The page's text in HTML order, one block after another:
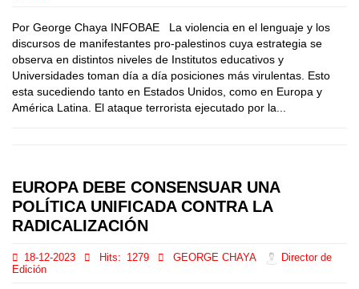
Por George Chaya INFOBAE La violencia en el lenguaje y los
discursos de manifestantes pro-palestinos cuya estrategia se
observa en distintos niveles de Institutos educativos y
Universidades toman día a día posiciones más virulentas. Esto
esta sucediendo tanto en Estados Unidos, como en Europa y
América Latina. El ataque terrorista ejecutado por la...
EUROPA DEBE CONSENSUAR UNA
POLÍTICA UNIFICADA CONTRA LA
RADICALIZACIÓN
18-12-2023 Hits: 1279 GEORGE CHAYA
Director de
Edición